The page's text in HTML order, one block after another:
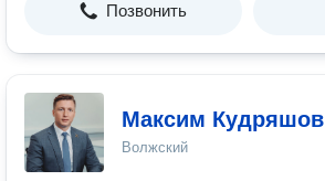
Позвонить
Максим Кудряшов
Волжский